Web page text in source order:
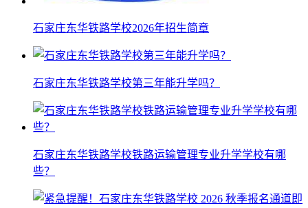
石家庄东华铁路学校2026年招生简章
石家庄东华铁路学校第三年能升学吗？
石家庄东华铁路学校铁路运输管理专业升学学校有哪
些？